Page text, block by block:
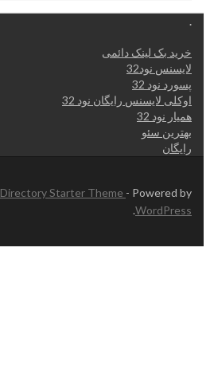
.
خرید بک لینک دائمی
لایسنس نود32
پسورد نود 32
اوکلی لایسنس رایگان نود 32
همیار نود 32
بهترین سئو
رایگان
Directory Starter Theme - Powered by
WordPress
.